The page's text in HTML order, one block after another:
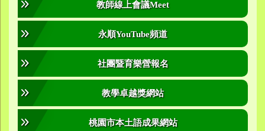
教師線上會議Meet
永順YouTube頻道
社團暨育樂營報名
教學卓越獎網站
桃園市本土語成果網站